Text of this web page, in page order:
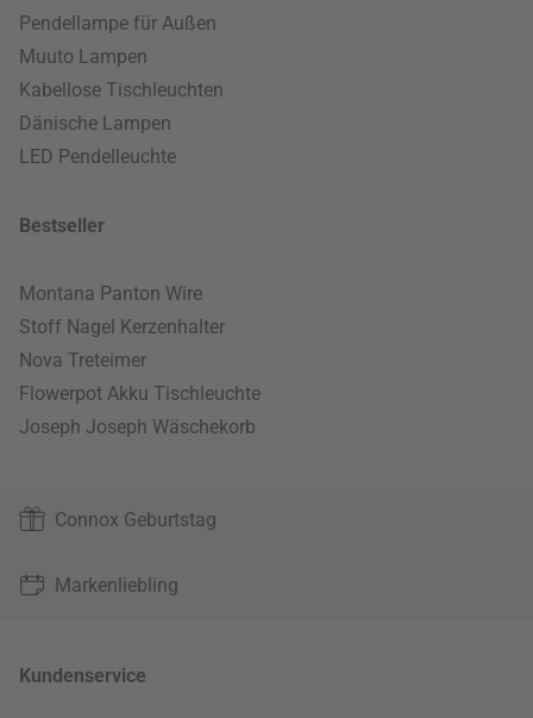
Pendellampe für Außen
Muuto Lampen
Kabellose Tischleuchten
Dänische Lampen
LED Pendelleuchte
Bestseller
Montana Panton Wire
Stoff Nagel Kerzenhalter
Nova Treteimer
Flowerpot Akku Tischleuchte
Joseph Joseph Wäschekorb
Connox Geburtstag
Markenliebling
Kundenservice